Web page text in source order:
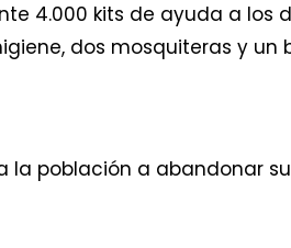
4.000 kits de ayuda a los
dos mosquiteras y un
la población a abandonar